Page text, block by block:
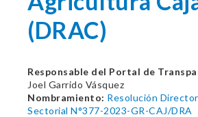
(DRAC)
Responsable del Portal de
Joel Garrido Vásquez
Nombramiento: Resolución
Sectorial N°377-2023-GR-CAJ/DRA